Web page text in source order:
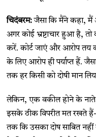
चिदंबरम:जैसा कि मैंने कहा, मैं
अगर कोई भ्रष्टाचार हुआ है,
करें. कोर्ट जाएं और आरोप तय
के लिए आरोप ही पर्याप्त हैं.
तक हर किसी को दोषी मान
लेकिन, एक वकील होने के नाते,
इसके ठीक विपरीत मत रखते हैं-
तक कि उसका दोष साबित नहीं